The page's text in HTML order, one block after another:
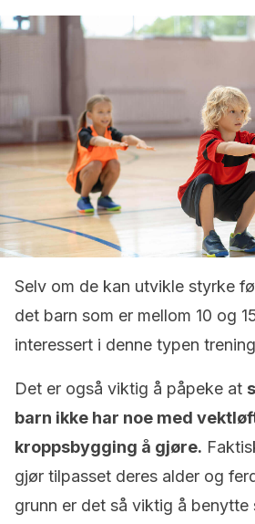
Selv om de kan utvikle styrke
det barn som er mellom 10 og
interessert i denne typen
Det er også viktig å påpeke at
barn ikke har noe med
kroppsbygging å gjøre.
gjør tilpasset deres alder og
grunn er det så viktig å benytte